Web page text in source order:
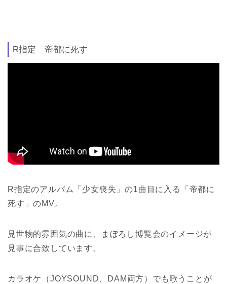
R指定 帝都に死す
R指定のアルバム「少女喪失」の1曲目に入る「帝都に
死す」のMV。
見世物的雰囲気の曲に、まぼろし博覧会のイメージが
見事に合致しています。
カラオケ（JOYSOUND、DAM両方）でも歌うことが